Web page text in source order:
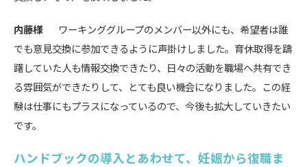
内藤様
ワーキンググループのメンバー以外にも、希望者は誰
でも意見交換に参加できるように声掛けしました。育休取得を躊
躇していた人も情報交換できたり、日々の活動を職場へ共有でき
る雰囲気ができたりして、とても良い機会になりました。この経
験は仕事にもプラスになっているので、今後も拡大していきたい
です。
ハンドブックの導入とあわせて、妊娠から復職ま